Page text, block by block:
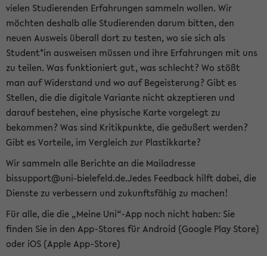
vielen Studierenden Erfahrungen sammeln wollen. Wir
möchten deshalb alle Studierenden darum bitten, den
neuen Ausweis überall dort zu testen, wo sie sich als
Student*in ausweisen müssen und ihre Erfahrungen mit uns
zu teilen. Was funktioniert gut, was schlecht? Wo stößt
man auf Widerstand und wo auf Begeisterung? Gibt es
Stellen, die die digitale Variante nicht akzeptieren und
darauf bestehen, eine physische Karte vorgelegt zu
bekommen? Was sind Kritikpunkte, die geäußert werden?
Gibt es Vorteile, im Vergleich zur Plastikkarte?
Wir sammeln alle Berichte an die Mailadresse
bissupport@uni-bielefeld.de.Jedes Feedback hilft dabei, die
Dienste zu verbessern und zukunftsfähig zu machen!
Für alle, die die „Meine Uni“-App noch nicht haben: Sie
finden Sie in den App-Stores für Android (Google Play Store)
oder iOS (Apple App-Store)